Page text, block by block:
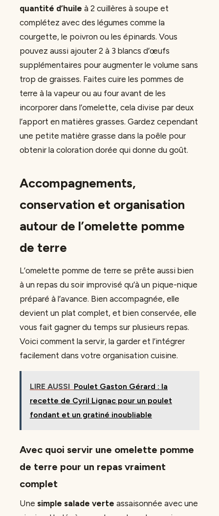
quantité d’huile à 2 cuillères à soupe et
complétez avec des légumes comme la
courgette, le poivron ou les épinards. Vous
pouvez aussi ajouter 2 à 3 blancs d’œufs
supplémentaires pour augmenter le volume sans
trop de graisses. Faites cuire les pommes de
terre à la vapeur ou au four avant de les
incorporer dans l’omelette, cela divise par deux
l’apport en matières grasses. Gardez cependant
une petite matière grasse dans la poêle pour
obtenir la coloration dorée qui donne du goût.
Accompagnements,
conservation et organisation
autour de l’omelette pomme
de terre
L’omelette pomme de terre se prête aussi bien
à un repas du soir improvisé qu’à un pique-nique
préparé à l’avance. Bien accompagnée, elle
devient un plat complet, et bien conservée, elle
vous fait gagner du temps sur plusieurs repas.
Voici comment la servir, la garder et l’intégrer
facilement dans votre organisation cuisine.
LIRE AUSSI Poulet Gaston Gérard : la
recette de Cyril Lignac pour un poulet
fondant et un gratiné inoubliable
Avec quoi servir une omelette pomme
de terre pour un repas vraiment
complet
Une simple salade verte assaisonnée avec une